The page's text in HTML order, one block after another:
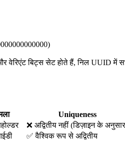
वेरिएंट बिट्स सेट होते हैं, निल UUID में
Uniqueness
❌ अद्वितीय नहीं (डिज़ाइन के
✅ वैश्विक रूप से अद्वितीय